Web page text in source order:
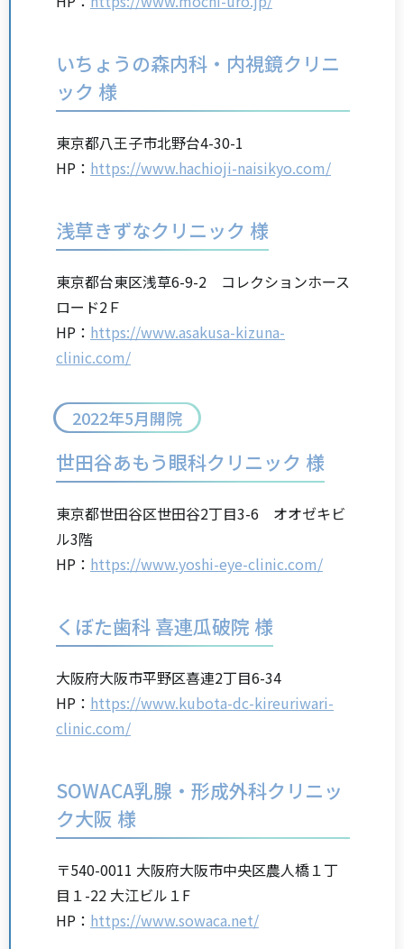
いちょうの森内科・内視鏡クリニ
ック 様
東京都八王子市北野台4-30-1
HP： https://www.hachioji-naisikyo.com/
浅草きずなクリニック 様
東京都台東区浅草6-9-2 コレクションホース
ロード2Ｆ
HP： https://www.asakusa-kizuna-
clinic.com/
2022年5月開院
世田谷あもう眼科クリニック 様
東京都世田谷区世田谷2丁目3-6 オオゼキビ
ル3階
HP： https://www.yoshi-eye-clinic.com/
くぼた歯科 喜連瓜破院 様
大阪府大阪市平野区喜連2丁目6-34
HP： https://www.kubota-dc-kireuriwari-
clinic.com/
SOWACA乳腺・形成外科クリニッ
ク大阪 様
〒540-0011 大阪府大阪市中央区農人橋１丁
目１-22 大江ビル１F
HP： https://www.sowaca.net/